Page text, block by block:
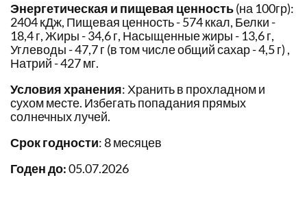
Энергетическая и пищевая ценность(на 100гр):
2404 кДж, Пищевая ценность - 574 ккал, Белки -
18,4 г, Жиры - 34,6 г, Насыщенные жиры - 13,6 г,
Углеводы - 47,7 г (в том числе общий сахар - 4,5 г) ,
Натрий - 427 мг.
Условия хранения: Хранить в прохладном и
сухом месте. Избегать попадания прямых
солнечных лучей.
Срок годности: 8 месяцев
Годен до:05.07.2026